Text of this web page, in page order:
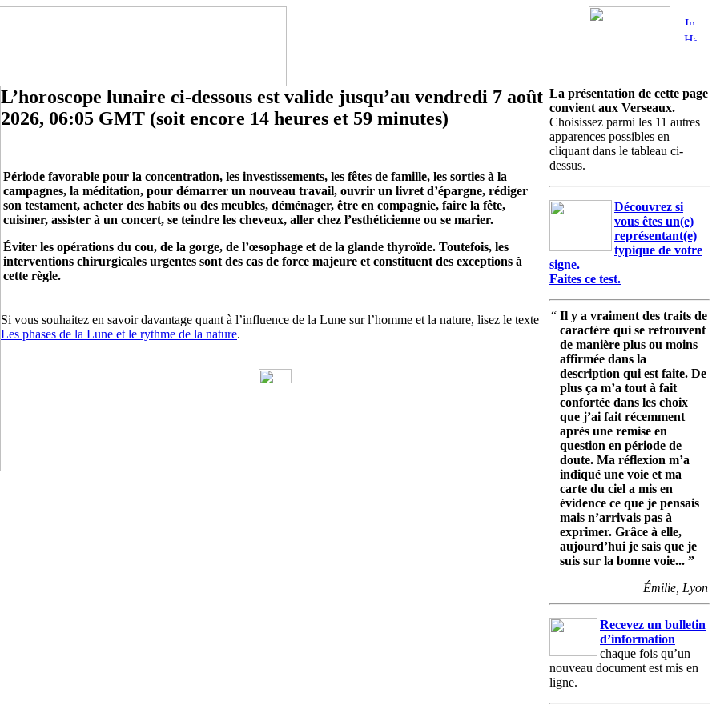
L’horoscope lunaire ci-dessous est valide jusqu’au vendredi 7 août
2026, 06:05 GMT (soit encore 14 heures et 59 minutes)
Période favorable pour la concentration, les investissements, les fêtes de famille, les sorties à la
campagnes, la méditation, pour démarrer un nouveau travail, ouvrir un livret d’épargne, rédiger
son testament, acheter des habits ou des meubles, déménager, être en compagnie, faire la fête,
cuisiner, assister à un concert, se teindre les cheveux, aller chez l’esthéticienne ou se marier.
Éviter les opérations du cou, de la gorge, de l’œsophage et de la glande thyroïde. Toutefois, les
interventions chirurgicales urgentes sont des cas de force majeure et constituent des exceptions à
cette règle.
Si vous souhaitez en savoir davantage quant à l’influence de la Lune sur l’homme et la nature, lisez le texte
Les phases de la Lune et le rythme de la nature.
La présentation de cette page
convient aux Verseaux.
Choisissez parmi les 11 autres
apparences possibles en
cliquant dans le tableau ci-
dessus.
Découvrez si
vous êtes un(e)
représentant(e)
typique de votre
signe.
Faites ce test.
“ Il y a vraiment des traits de
caractère qui se retrouvent
de manière plus ou moins
affirmée dans la
description qui est faite. De
plus ça m’a tout à fait
confortée dans les choix
que j’ai fait récemment
après une remise en
question en période de
doute. Ma réflexion m’a
indiqué une voie et ma
carte du ciel a mis en
évidence ce que je pensais
mais n’arrivais pas à
exprimer. Grâce à elle,
aujourd’hui je sais que je
suis sur la bonne voie... ”
Émilie, Lyon
Recevez un bulletin
d’information
chaque fois qu’un
nouveau document est mis en
ligne.